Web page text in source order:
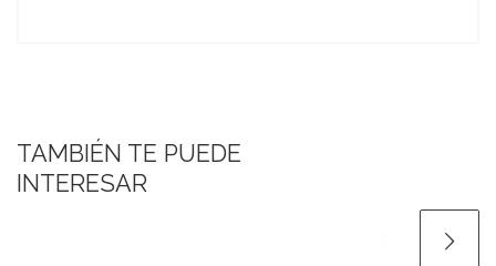
TAMBIÉN TE PUEDE
INTERESAR